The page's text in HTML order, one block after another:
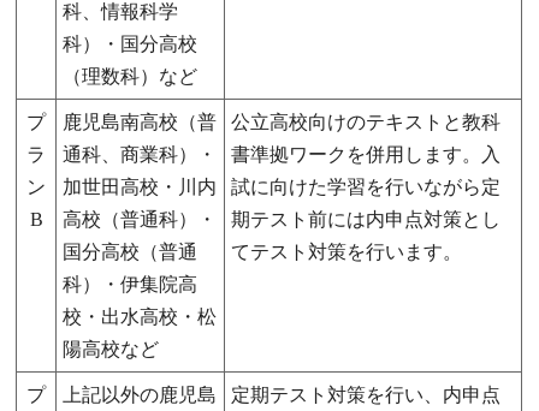
科、情報科学
科）・国分高校
（理数科）など
プ
ラ
ン
B
鹿児島南高校（普
通科、商業科）・
加世田高校・川内
高校（普通科）・
国分高校（普通
科）・伊集院高
校・出水高校・松
陽高校など
公立高校向けのテキストと教科
書準拠ワークを併用します。入
試に向けた学習を行いながら定
期テスト前には内申点対策とし
てテスト対策を行います。
プ
上記以外の鹿児島
定期テスト対策を行い、内申点